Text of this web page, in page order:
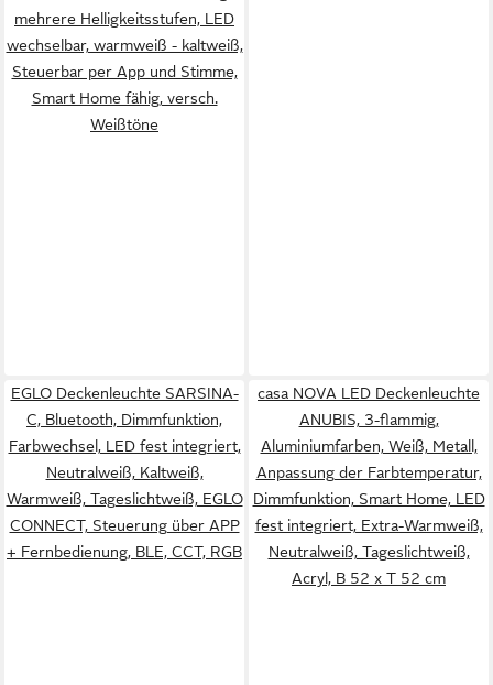
mehrere Helligkeitsstufen, LED
wechselbar, warmweiß - kaltweiß,
Steuerbar per App und Stimme,
Smart Home fähig, versch.
Weißtöne
EGLO Deckenleuchte SARSINA-
C, Bluetooth, Dimmfunktion,
Farbwechsel, LED fest integriert,
Neutralweiß, Kaltweiß,
Warmweiß, Tageslichtweiß, EGLO
CONNECT, Steuerung über APP
+ Fernbedienung, BLE, CCT, RGB
casa NOVA LED Deckenleuchte
ANUBIS, 3-flammig,
Aluminiumfarben, Weiß, Metall,
Anpassung der Farbtemperatur,
Dimmfunktion, Smart Home, LED
fest integriert, Extra-Warmweiß,
Neutralweiß, Tageslichtweiß,
Acryl, B 52 x T 52 cm